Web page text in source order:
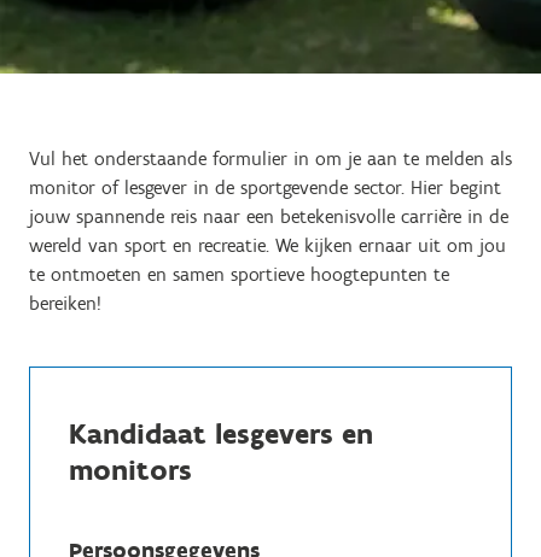
Vul het onderstaande formulier in om je aan te melden als
monitor of lesgever in de sportgevende sector. Hier begint
jouw spannende reis naar een betekenisvolle carrière in de
wereld van sport en recreatie. We kijken ernaar uit om jou
te ontmoeten en samen sportieve hoogtepunten te
bereiken!
Kandidaat lesgevers en
monitors
Persoonsgegevens